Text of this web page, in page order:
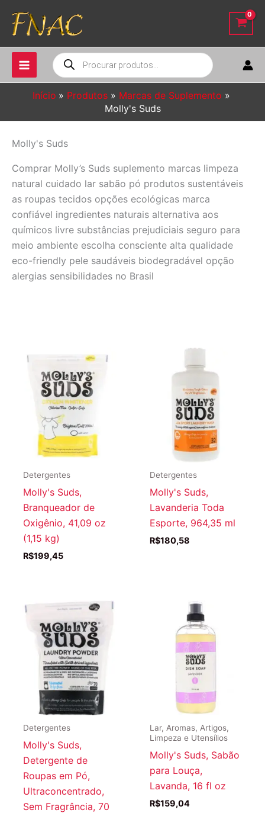
para
conteúdo
Pesquisar
produtos
Início Produtos
Marcas de Suplemento
Molly's Suds
Molly's Suds
Comprar Molly’s Suds suplemento marcas limpeza
natural cuidado lar sabão pó produtos sustentáveis
as roupas tecidos opções ecológicas marca
confiável ingredientes naturais alternativa aos
químicos livre substâncias prejudiciais seguro para
meio ambiente escolha consciente alta qualidade
eco-friendly pele saudáveis biodegradável opção
alergias sensibilidades no Brasil
Detergentes
Molly's Suds,
Branqueador de
Oxigênio, 41,09 oz
(1,15 kg)
R$199,45
Detergentes
Molly's Suds,
Lavanderia Toda
Esporte, 964,35 ml
R$180,58
Detergentes
Molly's Suds,
Detergente de
Roupas em Pó,
Ultraconcentrado,
Sem Fragrância, 70
Lar, Aromas, Artigos,
Limpeza e Utensílios
Molly's Suds, Sabão
para Louça,
Lavanda, 16 fl oz
R$159,04